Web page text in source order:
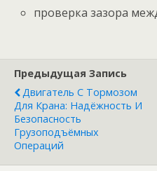
проверка зазора
Предыдущая Запись
Двигатель С Тормозом
Для Крана: Надёжность И
Безопасность
Грузоподъёмных
Операций